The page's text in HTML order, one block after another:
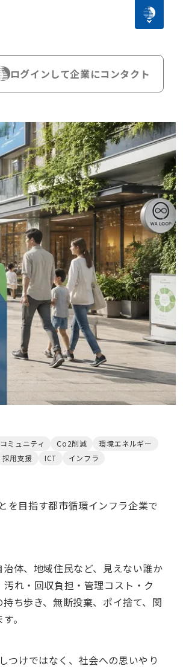
ログインして企業にコンタクト
コミュニティ Co2削減
環境エネルギー
採用支援 ICT
インフラ
を目指す都市循環インフラ企業で
体、地域住民など、見えない誰か
れ・回収負担・管理コスト・ク
ち歩き、無断投棄、ポイ捨て、関
。
つけではなく、社会への思いやり